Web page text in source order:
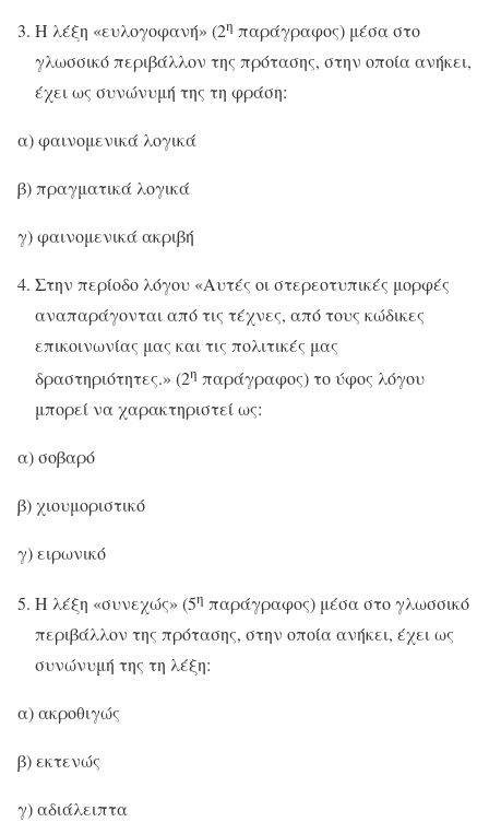
Η λέξη «ευλογοφανή» (2η παράγραφος) μέσα στο
γλωσσικό περιβάλλον της πρότασης, στην οποία ανήκει,
έχει ως συνώνυμή της τη φράση:
α) φαινομενικά λογικά
β) πραγματικά λογικά
γ) φαινομενικά ακριβή
Στην περίοδο λόγου «Αυτές οι στερεοτυπικές μορφές
αναπαράγονται από τις τέχνες, από τους κώδικες
επικοινωνίας μας και τις πολιτικές μας
δραστηριότητες.» (2η παράγραφος) το ύφος λόγου
μπορεί να χαρακτηριστεί ως:
α) σοβαρό
β) χιουμοριστικό
γ) ειρωνικό
Η λέξη «συνεχώς» (5η παράγραφος) μέσα στο γλωσσικό
περιβάλλον της πρότασης, στην οποία ανήκει, έχει ως
συνώνυμή της τη λέξη:
α) ακροθιγώς
β) εκτενώς
γ) αδιάλειπτα